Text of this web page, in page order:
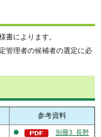
書によります。
管理者の候補者の選定に必
参考資料
別冊3_長野